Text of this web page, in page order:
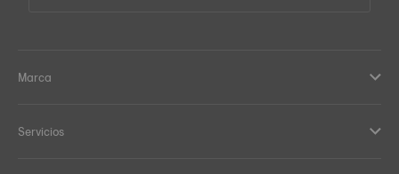
Marca
Servicios